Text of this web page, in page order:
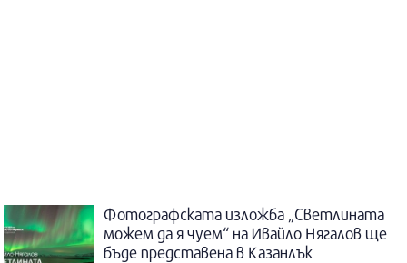
Фотографската изложба „Светлината
можем да я чуем“ на Ивайло Нягалов ще
бъде представена в Казанлък